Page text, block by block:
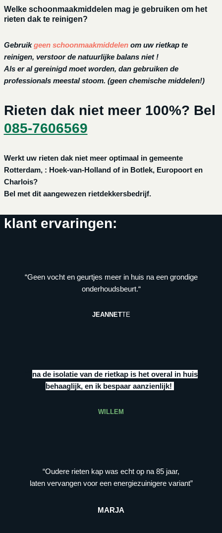
Welke schoonmaakmiddelen mag je gebruiken om het
rieten dak te reinigen?
Gebruikgeen schoonmaakmiddelen om uw rietkap te
reinigen, verstoor de natuurlijke balans niet !
Als er al gereinigd moet worden, dan gebruiken de
professionals meestal stoom. (geen chemische middelen!)
Rieten dak niet meer 100%? Bel
085-7606569
Werkt uw rieten dak niet meer optimaal in gemeente
Rotterdam, : Hoek-van-Holland of in Botlek, Europoort en
Charlois?
Bel met dit aangewezen rietdekkersbedrijf.
klant ervaringen:
“Geen vocht en geurtjes meer in huis na een grondige
onderhoudsbeurt.“
JEANNETTE
na de isolatie van de rietkap is het overal in huis
behaaglijk, en ik bespaar aanzienlijk!
WILLEM
“Oudere rieten kap was echt op na 85 jaar,
laten vervangen voor een energiezuinigere variant”
MARJA